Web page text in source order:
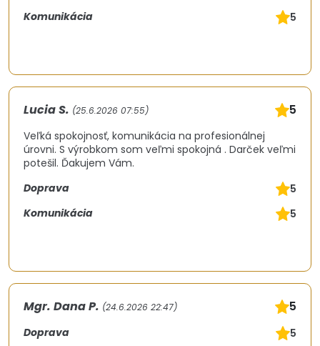
Komunikácia
5
Lucia S. (25.6.2026 07:55) 5
Veľká spokojnosť, komunikácia na profesionálnej
úrovni. S výrobkom som veľmi spokojná . Darček veľmi
potešil. Ďakujem Vám.
Doprava
5
Komunikácia
5
Mgr. Dana P. (24.6.2026 22:47) 5
Doprava
5